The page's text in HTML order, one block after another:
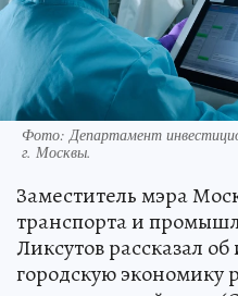
Фото: Департамент
г. Москвы.
Заместитель мэра
транспорта и
Ликсутов рассказал
городскую экономику